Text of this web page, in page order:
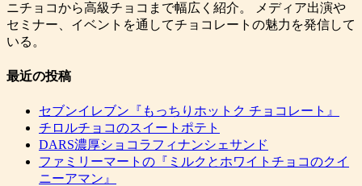
ニチョコから高級チョコまで幅広く紹介。 メディア出演や
セミナー、イベントを通してチョコレートの魅力を発信して
いる。
最近の投稿
セブンイレブン『もっちりホットク チョコレート』
チロルチョコのスイートポテト
DARS濃厚ショコラフィナンシェサンド
ファミリーマートの『ミルクとホワイトチョコのクイ
ニーアマン』